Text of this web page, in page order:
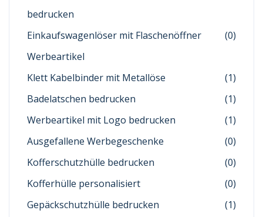
bedrucken
Einkaufswagenlöser mit Flaschenöffner
Werbeartikel
(0)
Klett Kabelbinder mit Metallöse
(1)
Badelatschen bedrucken
(1)
Werbeartikel mit Logo bedrucken
(1)
Ausgefallene Werbegeschenke
(0)
Kofferschutzhülle bedrucken
(0)
Kofferhülle personalisiert
(0)
Gepäckschutzhülle bedrucken
(1)